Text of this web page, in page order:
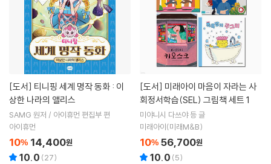
[도서]
상한 나라의 앨리스
SAMG 원저 / 아이휴먼 편집부 편
아이휴먼
10% 14,400원
10.0 (27)
[도서]
회정서학습(SEL) 그림책 세트 1
미야니시 다쓰야 등 글
미래아이(미래M&B)
10% 56,700원
10.0 (5)